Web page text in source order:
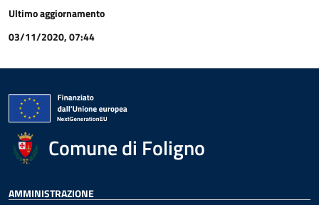
Ultimo aggiornamento
03/11/2020, 07:44
Comune di Foligno
AMMINISTRAZIONE